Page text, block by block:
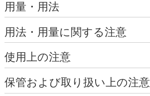
用量・用法
用法・用量に関する注意
使用上の注意
保管および取り扱い上の注意